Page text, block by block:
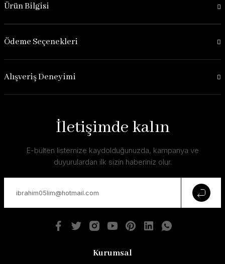
Ürün Bilgisi
Ödeme Seçenekleri
Alışveriş Deneyimi
İletişimde kalın
E-bülten listemize kaydolduğunuzda, kampanya ve
duyurulardan ilk sizin haberiniz olur.
Kurumsal